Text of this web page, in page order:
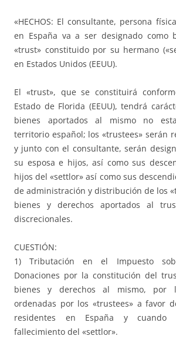
«HECHOS: El consultante, persona
en España va a ser designado como
«trust» constituido por su hermano
en Estados Unidos (EEUU).
El «trust», que se constituirá
Estado de Florida (EEUU), tendrá
bienes aportados al mismo no
territorio español; los «trustees» serán
y junto con el consultante, serán
su esposa e hijos, así como sus
hijos del «settlor» así como sus
de administración y distribución de los
bienes y derechos aportados al
discrecionales.
CUESTIÓN:
1) Tributación en el Impuesto
Donaciones por la constitución del
bienes y derechos al mismo, por
ordenadas por los «trustees» a favor
residentes en España y cuando
fallecimiento del «settlor».